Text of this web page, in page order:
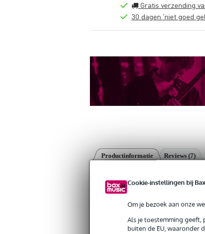
Cookie-instellingen bij
Om je bezoek aan onze
Als je toestemming geeft,
buiten de EU, waaronder
Gratis verzending
30 dagen 'niet goed
Productinformatie Reviews(7)
Artikelnr:9000-0022-7416
Servicebelofte
Bax Music Garantie: Op dit